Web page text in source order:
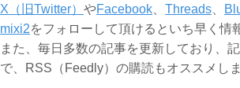
X（旧Twitter） やFacebook Threads
mixi2をフォローして頂けるといち早く情
また、毎日多数の記事を更新しており、
で、RSS（Feedly）の購読もオススメしま